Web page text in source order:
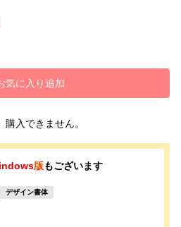
気に入り追加
購入できません。
版もございます
デザイン書体